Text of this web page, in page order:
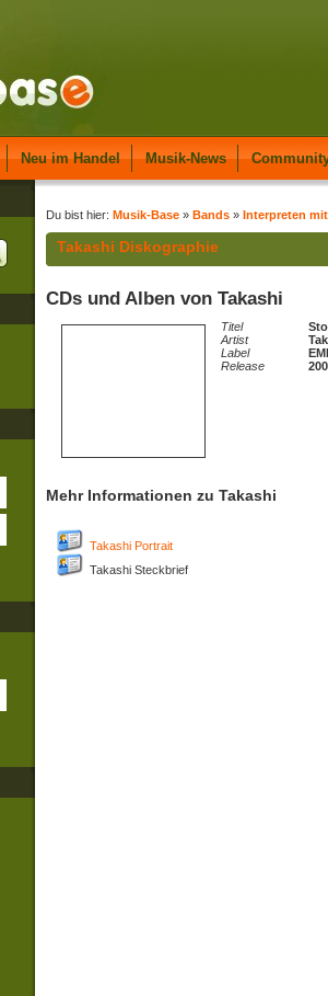
Neu im Handel Musik-News
Du bist hier: Musik-Base » Bands » Interpreten
Takashi Diskographie
CDs und Alben von Takashi
Titel
Artist
Label
Release
Mehr Informationen zu Takashi
Takashi Portrait
Takashi Steckbrief